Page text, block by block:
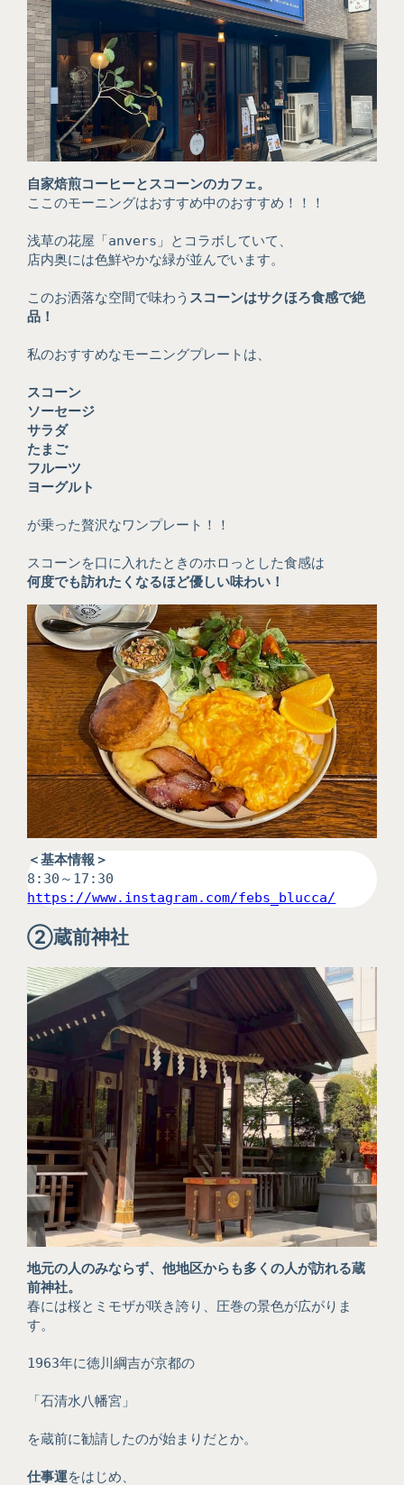
自家焙煎コーヒーとスコーンのカフェ。
ここのモーニングはおすすめ中のおすすめ！！！
浅草の花屋「anvers」とコラボしていて、
店内奥には色鮮やかな緑が並んでいます。
このお洒落な空間で味わう スコーンはサクほろ食感で絶
品！
私のおすすめなモーニングプレートは、
スコーン
ソーセージ
サラダ
たまご
フルーツ
ヨーグルト
が乗った贅沢なワンプレート！！
スコーンを口に入れたときのホロっとした食感は
何度でも訪れたくなるほど優しい味わい！
＜基本情報＞
8:30～17:30
https://www.instagram.com/febs_blucca/
②蔵前神社
地元の人のみならず、他地区からも多くの人が訪れる蔵
前神社。
春には桜とミモザが咲き誇り、圧巻の景色が広がりま
す。
1963年に徳川綱吉が京都の
「石清水八幡宮」
を蔵前に勧請したのが始まりだとか。
仕事運をはじめ、